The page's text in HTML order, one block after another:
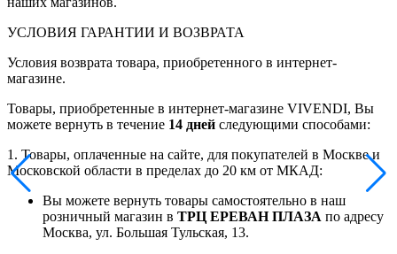
УСЛОВИЯ ГАРАНТИИ И ВОЗВРАТА
Условия возврата товара, приобретенного в интернет-
магазине.
Товары, приобретенные в интернет-магазине VIVENDI, Вы
можете вернуть в течение 14 дней следующими способами:
1. Товары, оплаченные на сайте, для покупателей в Москве и
Московской области в пределах до 20 км от МКАД:
Вы можете вернуть товары самостоятельно в наш
розничный магазин в ТРЦ ЕРЕВАН ПЛАЗА по адресу
Москва, ул. Большая Тульская, 13.